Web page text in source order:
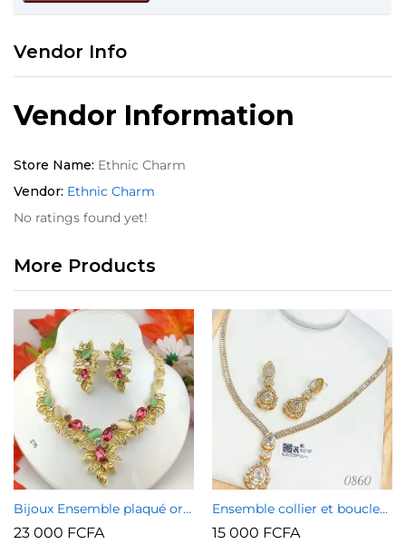
Vendor Info
Vendor Information
Store Name: Ethnic Charm
Vendor: Ethnic Charm
No ratings found yet!
More Products
Bijoux Ensemble plaqué or garanti type 1
23 000 FCFA
Ensemble collier et boucles d’oreilles 5
15 000 FCFA